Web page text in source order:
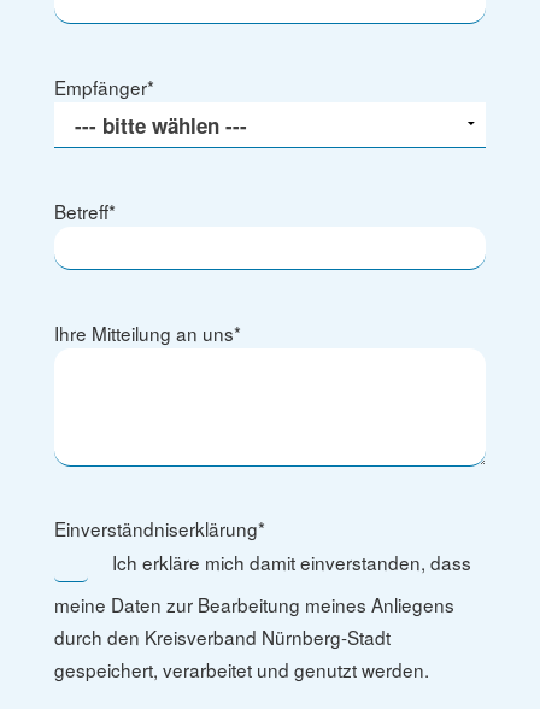
Empfänger*
Betreff*
Ihre Mitteilung an uns*
Einverständniserklärung*
meine Daten zur Bearbeitung meines Anliegens
durch den Kreisverband Nürnberg-Stadt
gespeichert, verarbeitet und genutzt werden.